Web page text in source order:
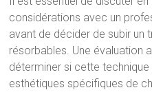
considérations avec un
avant de décider de subir un
résorbables. Une évaluation
déterminer si cette
esthétiques spécifiques de